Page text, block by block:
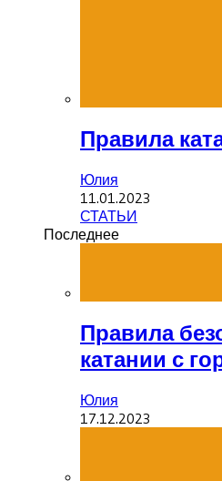
Правила
Юлия
11.01.2023
СТАТЬИ
Последнее
Правила
катании с
Юлия
17.12.2023